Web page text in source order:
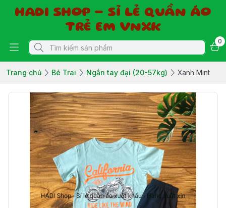
HADI SHOP - SỈ LẺ QUẦN ÁO
TRẺ EM VNXK
0
Trang chủ Bé Trai Ngắn tay đại (20-57kg) Xanh Mint